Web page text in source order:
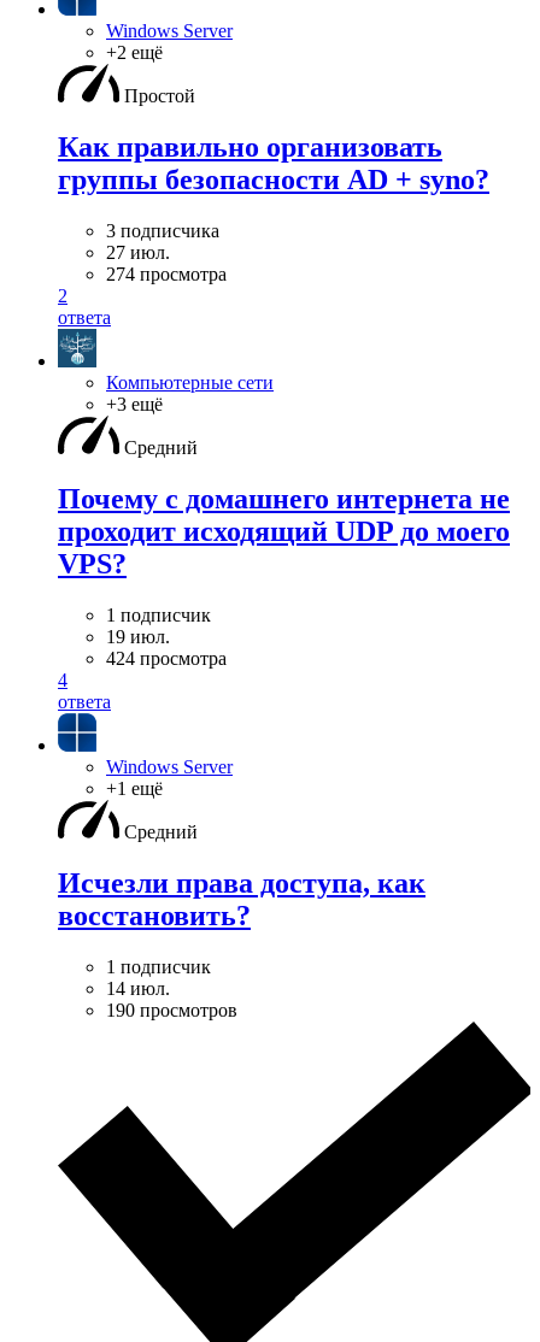
Windows Server
+2 ещё
Простой
Как правильно организовать
группы безопасности AD + syno?
3 подписчика
27 июл.
274 просмотра
2
ответа
Компьютерные сети
+3 ещё
Средний
Почему с домашнего интернета не
проходит исходящий UDP до моего
VPS?
1 подписчик
19 июл.
424 просмотра
4
ответа
Windows Server
+1 ещё
Средний
Исчезли права доступа, как
восстановить?
1 подписчик
14 июл.
190 просмотров